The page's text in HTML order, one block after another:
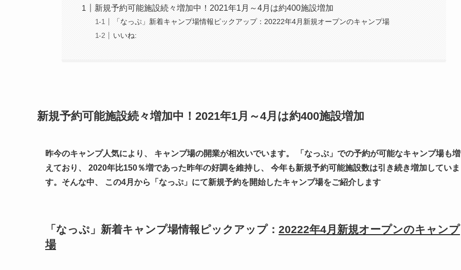
新規予約可能施設続々増加中！2021年1月～4月は約400施設増加
「なっぷ」新着キャンプ場情報ピックアップ：20222年4月新規オープンのキャンプ場
いいね:
新規予約可能施設続々増加中！2021年1月～4月は約400施設増加
昨今のキャンプ人気により、 キャンプ場の開業が相次いでいます。 「なっぷ」での予約が可能なキャンプ場も増
えており、 2020年比150％増であった昨年の好調を維持し、 今年も新規予約可能施設数は引き続き増加していま
す。そんな中、 この4月から「なっぷ」にて新規予約を開始したキャンプ場をご紹介します
「なっぷ」新着キャンプ場情報ピックアップ： 20222年4月新規オープンのキャンプ
場